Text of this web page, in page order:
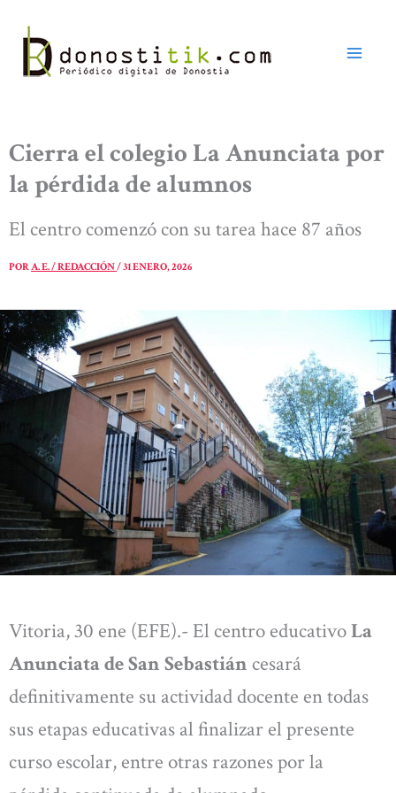
contenido
Cierra el colegio La Anunciata por
la pérdida de alumnos
El centro comenzó con su tarea hace 87 años
PORA. E. / REDACCIÓN/31 ENERO, 2026
Vitoria, 30 ene (EFE).- El centro educativoLa
Anunciata de San Sebastián cesará
definitivamente su actividad docente en todas
sus etapas educativas al finalizar el presente
curso escolar, entre otras razones por la